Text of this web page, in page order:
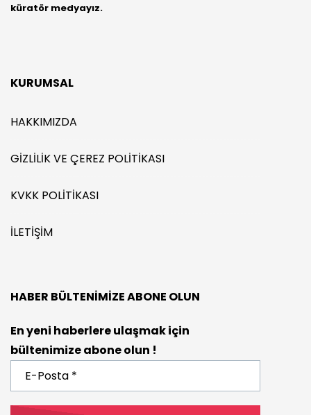
küratör medyayız.
KURUMSAL
HAKKIMIZDA
GIZLILIK VE ÇEREZ POLITIKASI
KVKK POLITIKASI
İLETIŞIM
HABER BÜLTENIMIZE ABONE OLUN
En yeni haberlere ulaşmak için
bültenimize abone olun !
Posta
*